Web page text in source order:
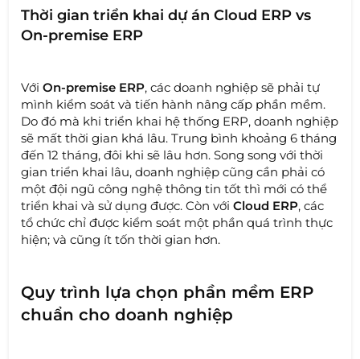
Thời gian triển khai dự án Cloud ERP vs
On-premise ERP
Với On-premise ERP, các doanh nghiệp sẽ phải tự
mình kiểm soát và tiến hành nâng cấp phần mềm.
Do đó mà khi triển khai hệ thống ERP, doanh nghiệp
sẽ mất thời gian khá lâu. Trung bình khoảng 6 tháng
đến 12 tháng, đôi khi sẽ lâu hơn. Song song với thời
gian triển khai lâu, doanh nghiệp cũng cần phải có
một đội ngũ công nghệ thông tin tốt thì mới có thể
triển khai và sử dụng được. Còn vớiCloud ERP, các
tổ chức chỉ được kiểm soát một phần quá trình thực
hiện; và cũng ít tốn thời gian hơn.
Quy trình lựa chọn phần mềm ERP
chuẩn cho doanh nghiệp